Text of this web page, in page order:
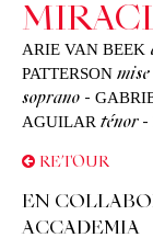
ARIE VAN BEEK
PATTERSON mise
soprano -
AGUILAR ténor -
RETOUR
EN
ACCADEMIA